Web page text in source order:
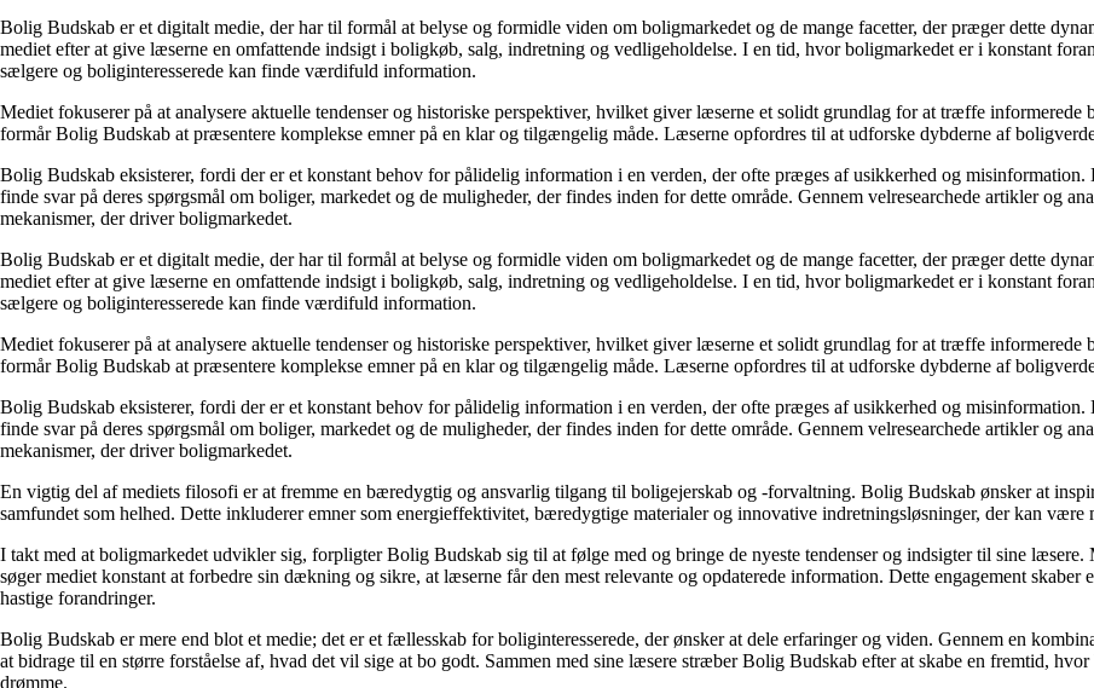
Bolig Budskab er et digitalt medie, der har til formål at belyse og formidle viden om boligmarkedet og de mange facetter, der præger dette
mediet efter at give læserne en omfattende indsigt i boligkøb, salg, indretning og vedligeholdelse. I en tid, hvor boligmarkedet er i konstant
sælgere og boliginteresserede kan finde værdifuld information.
Mediet fokuserer på at analysere aktuelle tendenser og historiske perspektiver, hvilket giver læserne et solidt grundlag for at træffe
formår Bolig Budskab at præsentere komplekse emner på en klar og tilgængelig måde. Læserne opfordres til at udforske dybderne af
Bolig Budskab eksisterer, fordi der er et konstant behov for pålidelig information i en verden, der ofte præges af usikkerhed og
finde svar på deres spørgsmål om boliger, markedet og de muligheder, der findes inden for dette område. Gennem velresearchede artikler og
mekanismer, der driver boligmarkedet.
Bolig Budskab er et digitalt medie, der har til formål at belyse og formidle viden om boligmarkedet og de mange facetter, der præger dette
mediet efter at give læserne en omfattende indsigt i boligkøb, salg, indretning og vedligeholdelse. I en tid, hvor boligmarkedet er i konstant
sælgere og boliginteresserede kan finde værdifuld information.
Mediet fokuserer på at analysere aktuelle tendenser og historiske perspektiver, hvilket giver læserne et solidt grundlag for at træffe
formår Bolig Budskab at præsentere komplekse emner på en klar og tilgængelig måde. Læserne opfordres til at udforske dybderne af
Bolig Budskab eksisterer, fordi der er et konstant behov for pålidelig information i en verden, der ofte præges af usikkerhed og
finde svar på deres spørgsmål om boliger, markedet og de muligheder, der findes inden for dette område. Gennem velresearchede artikler og
mekanismer, der driver boligmarkedet.
En vigtig del af mediets filosofi er at fremme en bæredygtig og ansvarlig tilgang til boligejerskab og -forvaltning. Bolig Budskab ønsker at
samfundet som helhed. Dette inkluderer emner som energieffektivitet, bæredygtige materialer og innovative indretningsløsninger, der kan
I takt med at boligmarkedet udvikler sig, forpligter Bolig Budskab sig til at følge med og bringe de nyeste tendenser og indsigter til sine
søger mediet konstant at forbedre sin dækning og sikre, at læserne får den mest relevante og opdaterede information. Dette engagement
hastige forandringer.
Bolig Budskab er mere end blot et medie; det er et fællesskab for boliginteresserede, der ønsker at dele erfaringer og viden. Gennem en
at bidrage til en større forståelse af, hvad det vil sige at bo godt. Sammen med sine læsere stræber Bolig Budskab efter at skabe en fremtid,
drømme.